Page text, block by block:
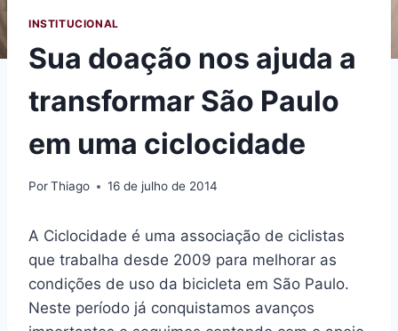
INSTITUCIONAL
Sua doação nos ajuda a
transformar São Paulo
em uma ciclocidade
PorThiago 16 de julho de 2014
A Ciclocidade é uma associação de ciclistas
que trabalha desde 2009 para melhorar as
condições de uso da bicicleta em São Paulo.
Neste período já conquistamos avanços